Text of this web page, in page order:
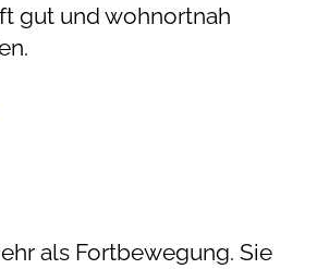
gut und wohnortnah
als Fortbewegung. Sie